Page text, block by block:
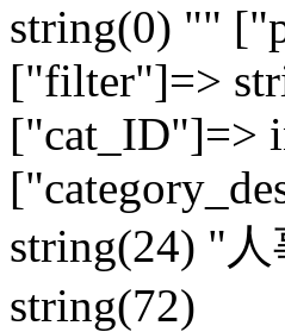
string(0) ""
["filter"]=>
["cat_ID"]=>
string(24) "
string(72)